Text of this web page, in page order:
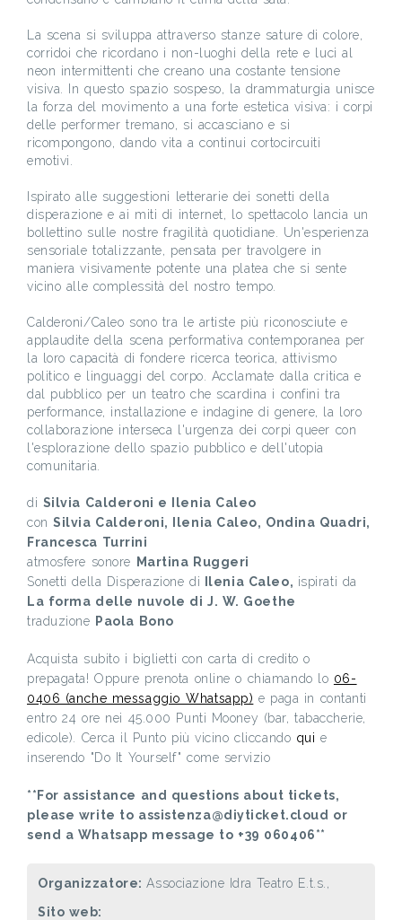
La scena si sviluppa attraverso stanze sature di colore,
corridoi che ricordano i non-luoghi della rete e luci al
neon intermittenti che creano una costante tensione
visiva. In questo spazio sospeso, la drammaturgia unisce
la forza del movimento a una forte estetica visiva: i corpi
delle performer tremano, si accasciano e si
ricompongono, dando vita a continui cortocircuiti
emotivi.
Ispirato alle suggestioni letterarie dei sonetti della
disperazione e ai miti di internet, lo spettacolo lancia un
bollettino sulle nostre fragilità quotidiane. Un'esperienza
sensoriale totalizzante, pensata per travolgere in
maniera visivamente potente una platea che si sente
vicino alle complessità del nostro tempo.
Calderoni/Caleo sono tra le artiste più riconosciute e
applaudite della scena performativa contemporanea per
la loro capacità di fondere ricerca teorica, attivismo
politico e linguaggi del corpo. Acclamate dalla critica e
dal pubblico per un teatro che scardina i confini tra
performance, installazione e indagine di genere, la loro
collaborazione interseca l'urgenza dei corpi queer con
l'esplorazione dello spazio pubblico e dell'utopia
comunitaria.
di Silvia Calderoni e Ilenia Caleo
conSilvia Calderoni, Ilenia Caleo, Ondina Quadri,
Francesca Turrini
atmosfere sonore
Martina Ruggeri
Sonetti della Disperazione di Ilenia Caleo, ispirati da
La forma delle nuvole di J. W. Goethe
traduzione Paola Bono
Acquista subito i biglietti con carta di credito o
prepagata! Oppure prenota online o chiamando lo 06-
0406 (anche messaggio Whatsapp) e paga in contanti
entro 24 ore nei 45.000 Punti Mooney (bar, tabaccherie,
edicole). Cerca il Punto più vicino cliccando qui e
inserendo "Do It Yourself" come servizio
**For assistance and questions about tickets,
please write to assistenza@diyticket.cloud or
send a Whatsapp message to +39 060406**
Organizzatore:Associazione Idra Teatro E.t.s.,
Sito web: